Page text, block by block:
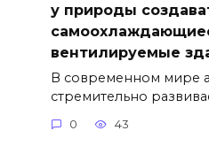
у природы
вентилируемые
В современном мире
стремительно
0 43